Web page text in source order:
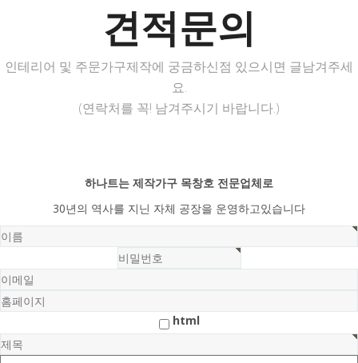
견적문의
인테리어 및 주문가구제작에 궁금하신점 있으시면 글남겨주세
요.
(연락처를 꼭! 남겨주시기 바랍니다.)
하나트는 제작가구 목창호 전문업체로
30년의 역사를 지닌 자체 공장을 운영하고있습니다
html